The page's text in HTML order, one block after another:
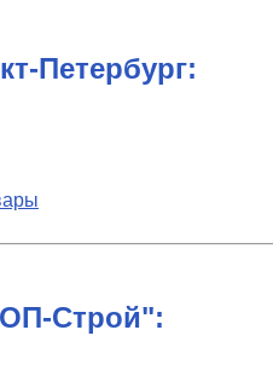
Петербург:
Строй":